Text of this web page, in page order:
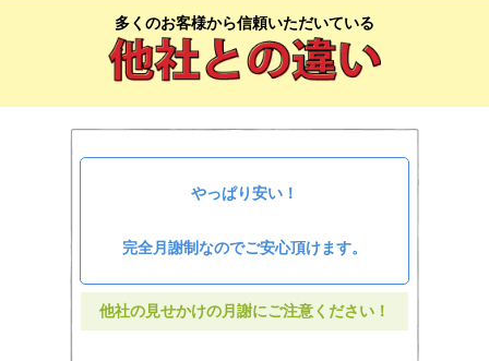
多くのお客様から信頼いただいている
やっぱり安い！
完全月謝制なのでご安心頂けます。
他社の見せかけの月謝にご注意ください！